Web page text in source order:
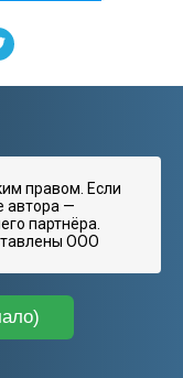
правом. Если
автора —
партнёра.
ООО